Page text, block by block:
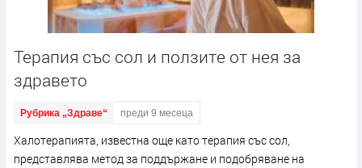
Терапия със сол и ползите от нея за
здравето
Рубрика „Здраве“ преди 9 месеца
Халотерапията, известна още като терапия със сол,
представлява метод за поддържане и подобряване на